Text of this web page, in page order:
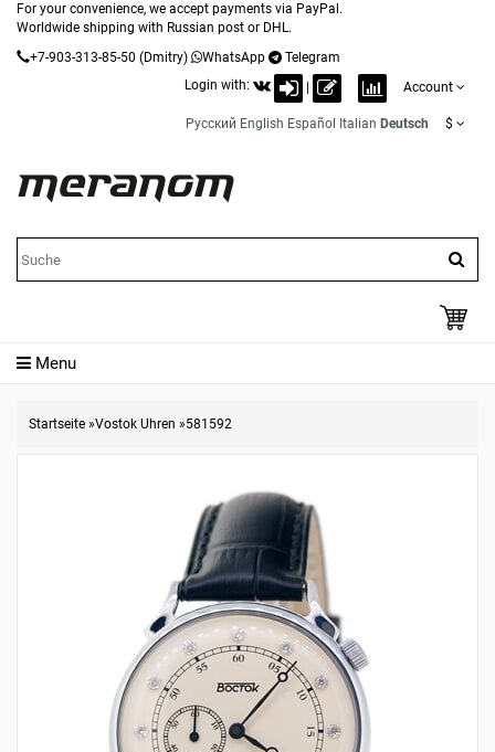
For your convenience, we accept payments via PayPal.
Worldwide shipping with Russian post or DHL.
+7-903-313-85-50 (Dmitry) WhatsApp
Telegram
Login with:
Account
Русский English Español Italian Deutsch $
Menu
Startseite »Vostok Uhren »581592